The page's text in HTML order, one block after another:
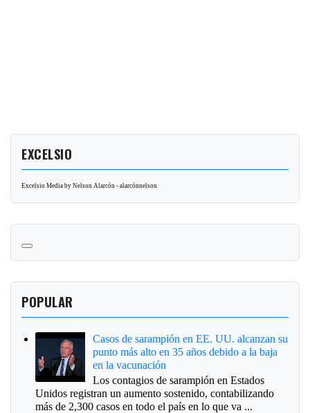
EXCELSIO
Excelsio Media by Nelson Alarcón - alarcónnelson
POPULAR
Casos de sarampión en EE. UU. alcanzan su
punto más alto en 35 años debido a la baja
en la vacunación
Los contagios de sarampión en Estados
Unidos registran un aumento sostenido, contabilizando
más de 2,300 casos en todo el país en lo que va ...